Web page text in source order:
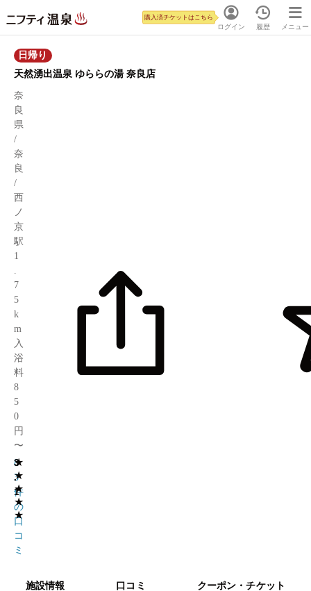
ログイン
購入済チケットはこちら
履歴 メニュー
日帰り
天然湧出温泉 ゆららの湯 奈良店
奈
良
県
/
奈
良
/
西
ノ
京
駅
1
7
5
k
m
入
浴
料
8
5
0
円
〜
★
★
★
★
★
3
.
1
8
3
件
の
口
コ
ミ
施設情報 口コミ クーポン・チケット